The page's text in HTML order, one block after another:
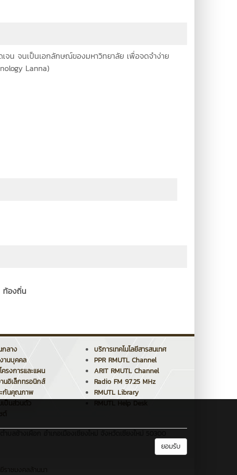
จน จนเป็นเอกลักษณ์ของมหาวิทยาลัย เพื่อจดจำง่าย
Lanna)
ท้องถิ่น
กลาง
านบุคคล
รงการและแผน
นอิเล็กทรอนิกส์
กันคุณภาพ
บริการเทคโนโลยีสารสนเทศ
PPR RMUTL Channel
ARIT RMUTL Channel
Radio FM 97.25 MHz
RMUTL Library
ยอมรับ